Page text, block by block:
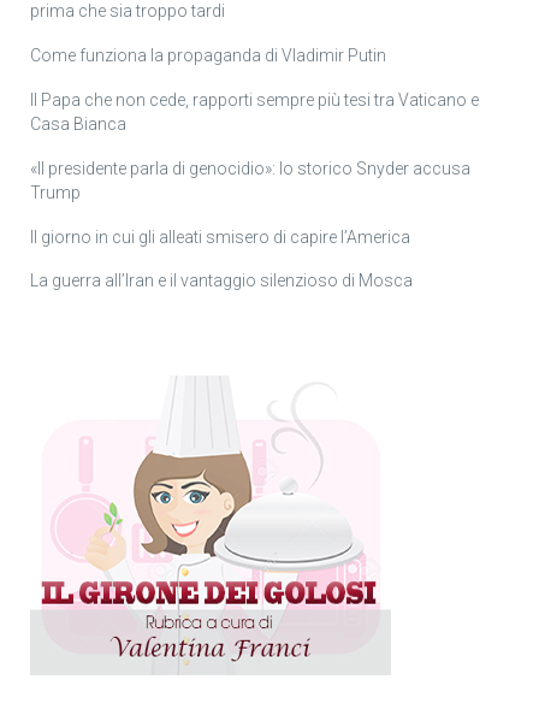
prima che sia troppo tardi
Come funziona la propaganda di Vladimir Putin
Il Papa che non cede, rapporti sempre più tesi tra Vaticano e
Casa Bianca
«Il presidente parla di genocidio»: lo storico Snyder accusa
Trump
Il giorno in cui gli alleati smisero di capire l’America
La guerra all’Iran e il vantaggio silenzioso di Mosca